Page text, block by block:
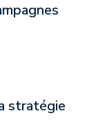
stratégie